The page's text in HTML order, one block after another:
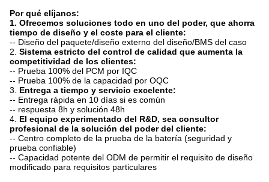
Por qué elíjanos:
1. Ofrecemos soluciones todo en uno del poder, que ahorra
tiempo de diseño y el coste para el cliente:
-- Diseño del paquete/diseño externo del diseño/BMS del caso
2. Sistema estricto del control de calidad que aumenta la
competitividad de los clientes:
-- Prueba 100% del PCM por IQC
-- Prueba 100% de la capacidad por OQC
3. Entrega a tiempo y servicio excelente:
-- Entrega rápida en 10 días si es común
-- respuesta 8h y solución 48h
4. El equipo experimentado del R&D, sea consultor
profesional de la solución del poder del cliente:
-- Centro completo de la prueba de la batería (seguridad y
prueba confiable)
-- Capacidad potente del ODM de permitir el requisito de diseño
modificado para requisitos particulares